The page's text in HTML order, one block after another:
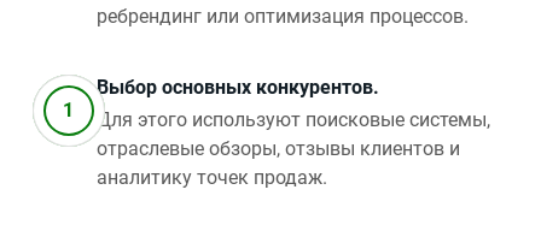
ребрендинг или оптимизация процессов.
Выбор основных конкурентов.
Для этого используют поисковые системы,
отраслевые обзоры, отзывы клиентов и
аналитику точек продаж.